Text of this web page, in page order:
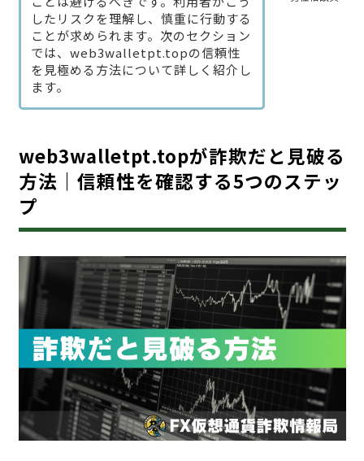
したリスクを理解し、慎重に行動する
ことが求められます。次のセクション
では、web3walletpt.topの信頼性
を見極める方法について詳しく紹介し
ます。
web3walletpt.topが詐欺だと見破る
方法｜信頼性を確認する5つのステッ
プ